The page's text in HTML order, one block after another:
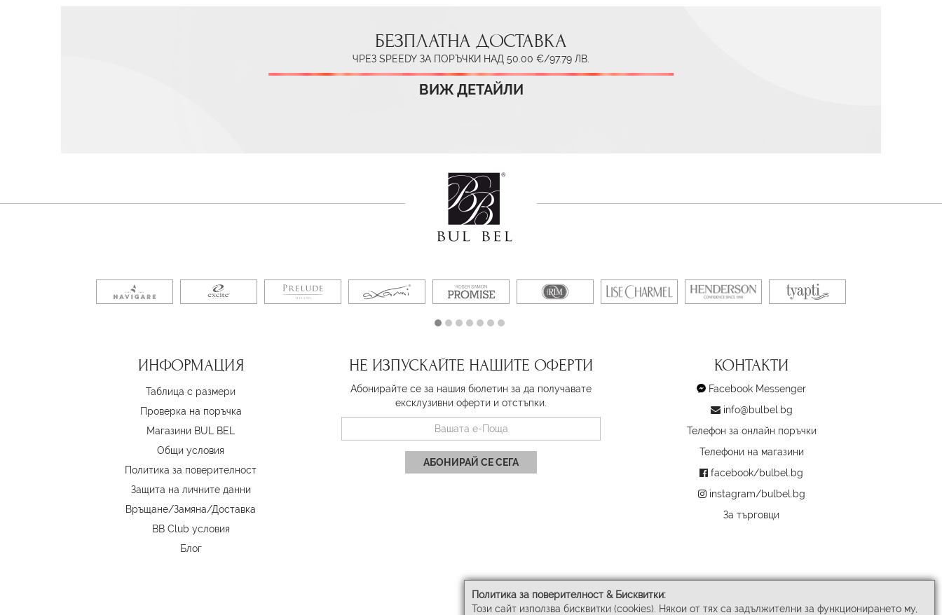
Политика за поверителност & Бисквитки:
Този сайт използва бисквитки (cookies). Някои от тях са задължителни за функционирането му,
БЕЗПЛАТНА ДОСТАВКА
ЧРЕЗ SPEEDY ЗА ПОРЪЧКИ НАД 50.00 €/97.79 ЛВ.
ВИЖ ДЕТАЙЛИ
ИНФОРМАЦИЯ
Таблица с размери
Проверка на поръчка
Магазини BUL BEL
Oбщи условия
Политика за поверителност
Защита на личните данни
Връщане/Замяна/Доставка
BB Club условия
Блог
НЕ ИЗПУСКАЙТЕ НАШИТЕ ОФЕРТИ
Абонирайте се за нашия бюлетин за да получавате
ексклузивни оферти и отстъпки.
АБОНИРАЙ СЕ СЕГА
КОНТАКТИ
Facebook Messenger
info@bulbel.bg
Телефон за онлайн поръчки
Телефони на магазини
facebook/bulbel.bg
instagram/bulbel.bg
За търговци